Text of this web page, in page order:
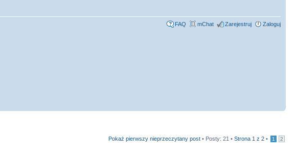
FAQ mChat Zarejestruj Zaloguj
Pokaż pierwszy nieprzeczytany post • Posty: 21 • Strona 1 z 2 • 1 2